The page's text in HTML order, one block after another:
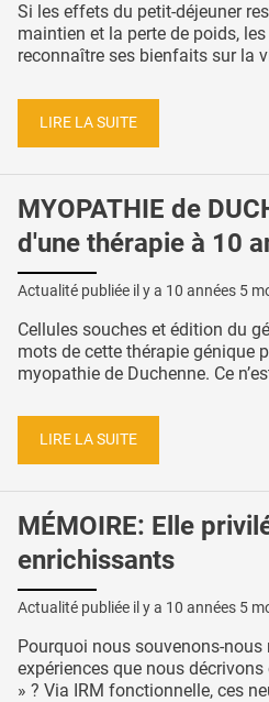
Si les effets du petit-déjeuner
maintien et la perte de poids,
reconnaître ses bienfaits sur la
LIRE LA SUITE
MYOPATHIE de
d'une thérapie à 10
Actualité publiée il y a 10 années 5
Cellules souches et édition du
mots de cette thérapie génique
myopathie de Duchenne. Ce
LIRE LA SUITE
MÉMOIRE: Elle
enrichissants
Actualité publiée il y a 10 années 5
Pourquoi nous souvenons-nous
expériences que nous
» ? Via IRM fonctionnelle, ces